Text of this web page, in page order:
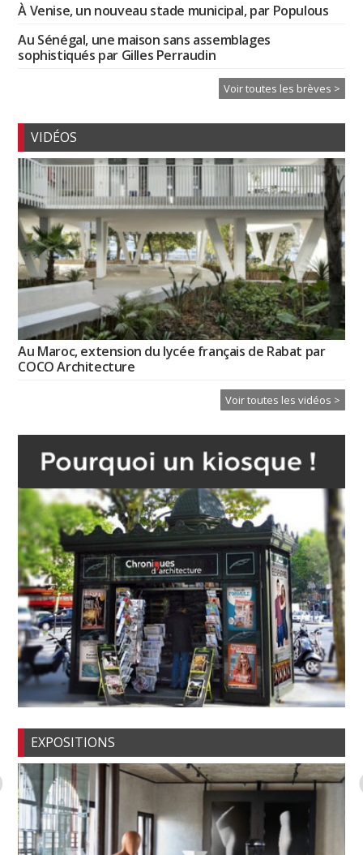
À Venise, un nouveau stade municipal, par Populous
Au Sénégal, une maison sans assemblages
sophistiqués par Gilles Perraudin
Voir toutes les brèves >
VIDÉOS
Au Maroc, extension du lycée français de Rabat par
COCO Architecture
Voir toutes les vidéos >
EXPOSITIONS